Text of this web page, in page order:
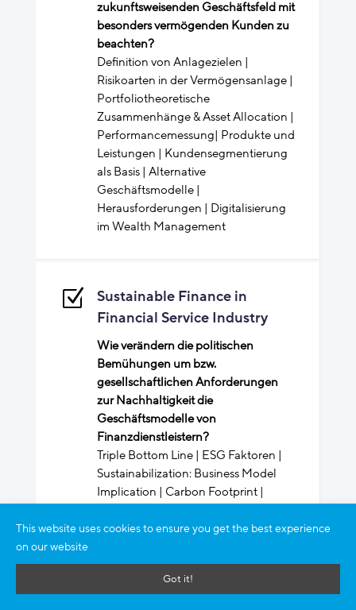
zukunftsweisenden Geschäftsfeld mit
besonders vermögenden Kunden zu
beachten?
Definition von Anlagezielen |
Risikoarten in der Vermögensanlage |
Portfoliotheoretische
Zusammenhänge & Asset Allocation |
Performancemessung| Produkte und
Leistungen | Kundensegmentierung
als Basis | Alternative
Geschäftsmodelle |
Herausforderungen | Digitalisierung
im Wealth Management
Z
Sustainable Finance in
Financial Service Industry
Wie verändern die politischen
Bemühungen um bzw.
gesellschaftlichen Anforderungen
zur Nachhaltigkeit die
Geschäftsmodelle von
Finanzdienstleistern?
Triple Bottom Line | ESG Faktoren |
Sustainabilization: Business Model
Implication | Carbon Footprint |
and transition Risk
Z Organisation/IT
This website uses cookies to ensure you get the best experience
on our website
Got it!